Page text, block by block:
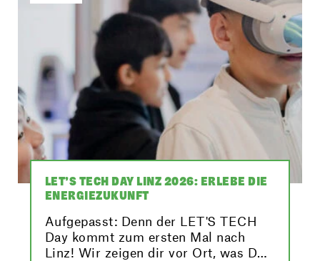
LET’S TECH DAY LINZ 2026: ERLEBE DIE
ENERGIEZUKUNFT
Aufgepasst: Denn der LET'S TECH
Day kommt zum ersten Mal nach
Linz! Wir zeigen dir vor Ort, was DU